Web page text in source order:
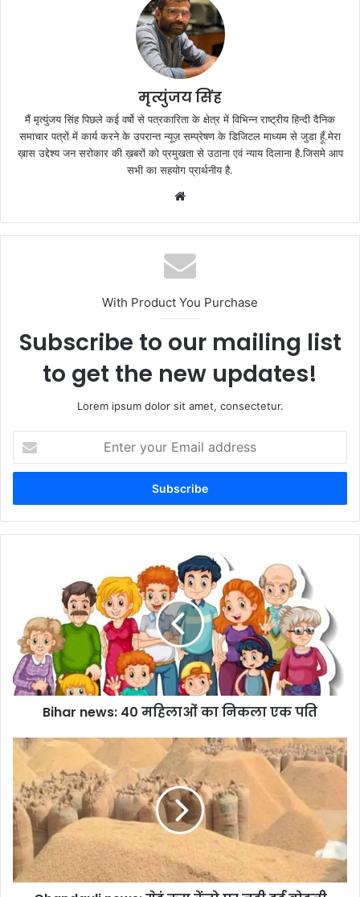
मृत्युंजय सिंह
मैं मृत्युंजय सिंह पिछले कई वर्षो से पत्रकारिता के क्षेत्र में विभिन्न राष्ट्रीय हिन्दी दैनिक
समाचार पत्रों में कार्य करने के उपरान्त न्यूज़ सम्प्रेषण के डिजिटल माध्यम से जुडा हूँ.मेरा
ख़ास उद्देश्य जन सरोकार की ख़बरों को प्रमुखता से उठाना एवं न्याय दिलाना है.जिसमे आप
सभी का सहयोग प्रार्थनीय है.
With Product You Purchase
Subscribe to our mailing list
to get the new updates!
Lorem ipsum dolor sit amet, consectetur.
your
Email
Bihar news: 40 महिलाओं का निकला एक पति